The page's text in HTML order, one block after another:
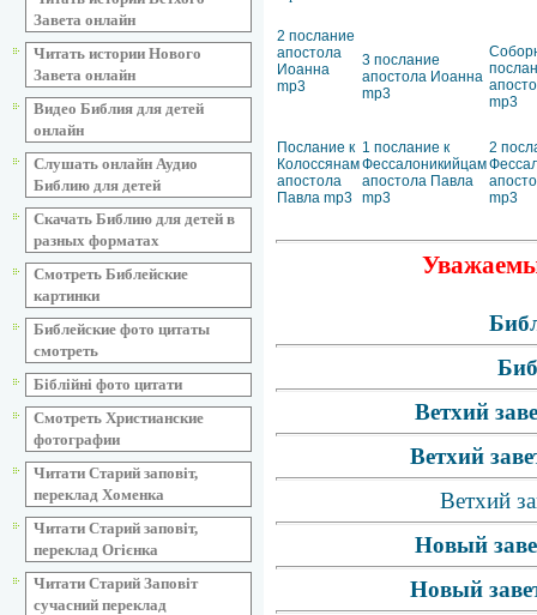
Завета онлайн
Читать истории Нового
Завета онлайн
Видео Библия для детей
онлайн
Слушать онлайн Аудио
Библию для детей
Скачать Библию для детей в
разных форматах
Смотреть Библейские
картинки
Библейские фото цитаты
смотреть
Біблійні фото цитати
Смотреть Христианские
фотографии
Читати Старий заповіт,
переклад Хоменка
Читати Старий заповіт,
переклад Огієнка
Читати Старий Заповіт
сучасний переклад
2 послание
апостола
Иоанна
mp3
3 послание
апостола Иоанна
mp3
mp3
Послание к
Колоссянам
апостола
Павла mp3
1 послание к
Фессалоникийцам
апостола Павла
mp3
2
mp3
Ветхий
Ветхий
Ветхий
Новый
Новый